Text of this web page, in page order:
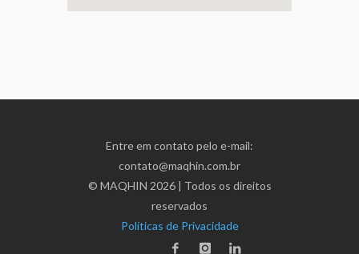
Entre em contato pelo e-mail:
contato@maqhin.com.br
© MAQHIN 2026 | Todos os direitos
reservados
Políticas de Privacidade